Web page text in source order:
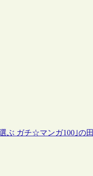
ぶ ガチ☆マンガ100｣の田